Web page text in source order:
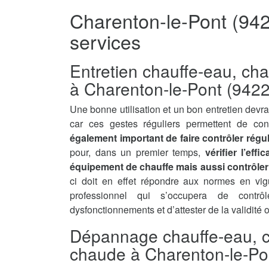
Charenton-le-Pont
services
Entretien chauffe-eau,
à Charenton-le-Pont
Une bonne utilisation et un bon entretien
car ces gestes réguliers permettent de
également important de faire contrôler
pour, dans un premier temps, vérifier
équipement de chauffe mais aussi
ci doit en effet répondre aux normes en
professionnel qui s’occupera de
dysfonctionnements et d’attester de la validité
Dépannage chauffe-eau,
chaude à Charenton-le-